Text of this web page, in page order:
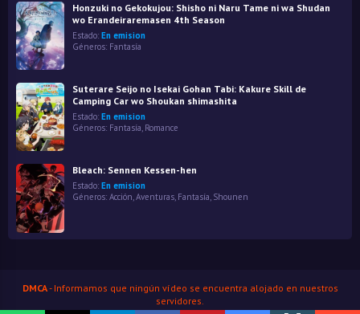
Honzuki no Gekokujou: Shisho ni Naru Tame ni wa Shudan
wo Erandeiraremasen 4th Season
Estado: En emision
Géneros: Fantasía
Suterare Seijo no Isekai Gohan Tabi: Kakure Skill de
Camping Car wo Shoukan shimashita
Estado: En emision
Géneros: Fantasía, Romance
Bleach: Sennen Kessen-hen
Estado: En emision
Géneros: Acción,Aventuras, Fantasía, Shounen
DMCA- Informamos que ningún vídeo se encuentra alojado en nuestros
servidores.